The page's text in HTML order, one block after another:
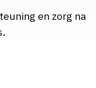
en zorg na